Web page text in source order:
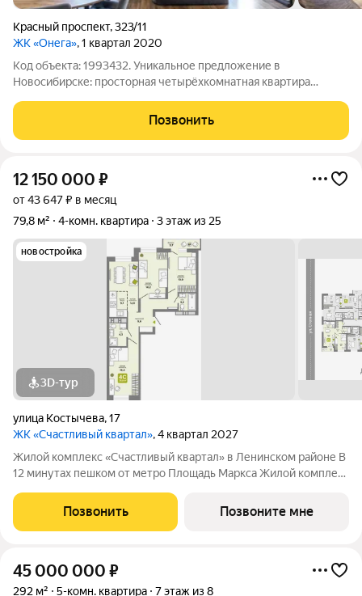
Красный проспект,323/11
ЖК «Онега», 1 квартал 2020
Код объекта: 1993432. Уникальное предложение в
Новосибирске: просторная четырёхкомнатная квартира
Очень светлая и просторная квартира. Полностью
укомплектованная техникой. Квартира расположена на
Позвонить
12 150 000 ₽
от 43 647 ₽ в месяц
79,8 м²
4-комн. квартира 3 этаж из 25
новостройка
3D-тур
улица Костычева,17
ЖК «Счастливый квартал», 4 квартал 2027
Жилой комплекс «Счастливый квартал» в Ленинском районе В
12 минутах пешком от метро Площадь Маркса Жилой комплекс
дома по 25 этажей, один дом 6 этажей. Административное
здание на территории
Позвонить Позвоните мне
45 000 000 ₽
292 м² 5-комн. квартира 7 этаж из 8